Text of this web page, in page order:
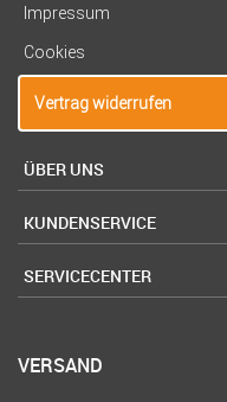
Impressum
Cookies
Vertrag widerrufen
ÜBER UNS
KUNDENSERVICE
SERVICECENTER
VERSAND